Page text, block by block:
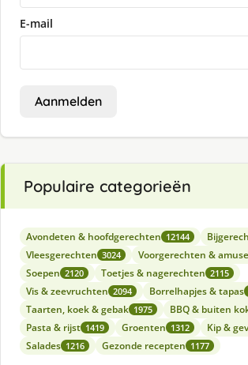
E-mail
Aanmelden
Populaire categorieën
Avondeten & hoofdgerechten 12144
Vleesgerechten 3024 Voorgerechten &
Soepen 2120 Toetjes & nagerechten 2115
Vis & zeevruchten 2094 Borrelhapjes & tapas
Taarten, koek & gebak 1975 BBQ & buiten
Pasta & rijst 1419 Groenten 1312 Kip &
Salades 1216 Gezonde recepten 1177